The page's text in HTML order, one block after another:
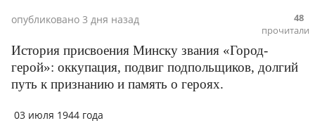
опубликовано 3 дня назад
48
прочитали
История присвоения Минску звания «Город-
герой»: оккупация, подвиг подпольщиков, долгий
путь к признанию и память о героях.
03 июля 1944 года